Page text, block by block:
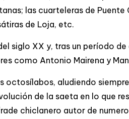
las cuarteleras de Puente
de Loja, etc.
siglo XX y, tras un período
como Antonio Mairena y
aludiendo
de la saeta en lo que
chiclanero autor de